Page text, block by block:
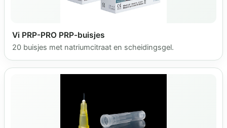
Vi PRP-PRO PRP-buisjes
20 buisjes met natriumcitraat en scheidingsgel.